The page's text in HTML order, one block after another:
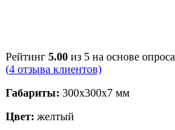
Рейтинг 5.00 из 5 на основе опроса
(4 отзыва клиентов)
Габариты: 300х300х7 мм
Цвет: желтый